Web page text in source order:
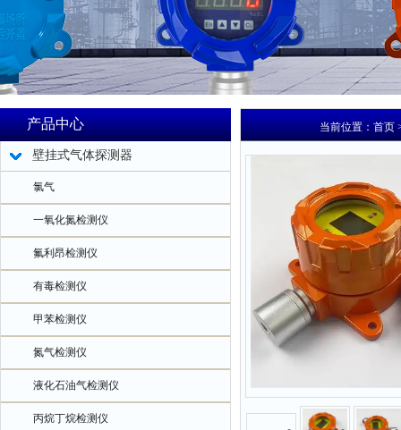
产品中心
壁挂式气体探测器
氯气
一氧化氮检测仪
氟利昂检测仪
有毒检测仪
甲苯检测仪
氮气检测仪
液化石油气检测仪
丙烷丁烷检测仪
当前位置：首页